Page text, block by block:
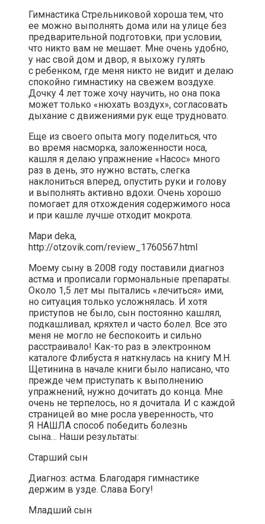
Гимнастика Стрельниковой хороша тем, что
ее можно выполнять дома или на улице без
предварительной подготовки, при условии,
что никто вам не мешает. Мне очень удобно,
у нас свой дом и двор, я выхожу гулять
с ребенком, где меня никто не видит и делаю
спокойно гимнастику на свежем воздухе.
Дочку 4 лет тоже хочу научить, но она пока
может только «нюхать воздух», согласовать
дыхание с движениями рук еще трудновато.
Еще из своего опыта могу поделиться, что
во время насморка, заложенности носа,
кашля я делаю упражнение «Насос» много
раз в день, это нужно встать, слегка
наклониться вперед, опустить руки и голову
и выполнять активно вдохи. Очень хорошо
помогает для отхождения содержимого носа
и при кашле лучше отходит мокрота.
Мари deka,
http://otzovik.com/review_1760567.html
Моему сыну в 2008 году поставили диагноз
астма и прописали гормональные препараты.
Около 1,5 лет мы пытались «лечиться» ими,
но ситуация только усложнялась. И хотя
приступов не было, сын постоянно кашлял,
подкашливал, кряхтел и часто болел. Все это
меня не могло не беспокоить и сильно
расстраивало! Как-то раз в электронном
каталоге Флибуста я наткнулась на книгу М.Н.
Щетинина в начале книги было написано, что
прежде чем приступать к выполнению
упражнений, нужно дочитать до конца. Мне
очень не терпелось, но я дочитала. И с каждой
страницей во мне росла уверенность, что
Я НАШЛА способ победить болезнь
сына… Наши результаты:
Старший сын
Диагноз: астма. Благодаря гимнастике
держим в узде. Слава Богу!
Младший сын